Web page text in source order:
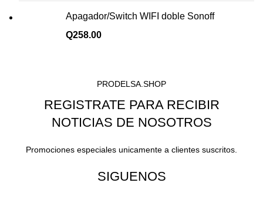
Apagador/Switch WIFI doble Sonoff
Q258.00
PRODELSA.SHOP
REGISTRATE PARA RECIBIR
NOTICIAS DE NOSOTROS
Promociones especiales unicamente a clientes suscritos.
SIGUENOS